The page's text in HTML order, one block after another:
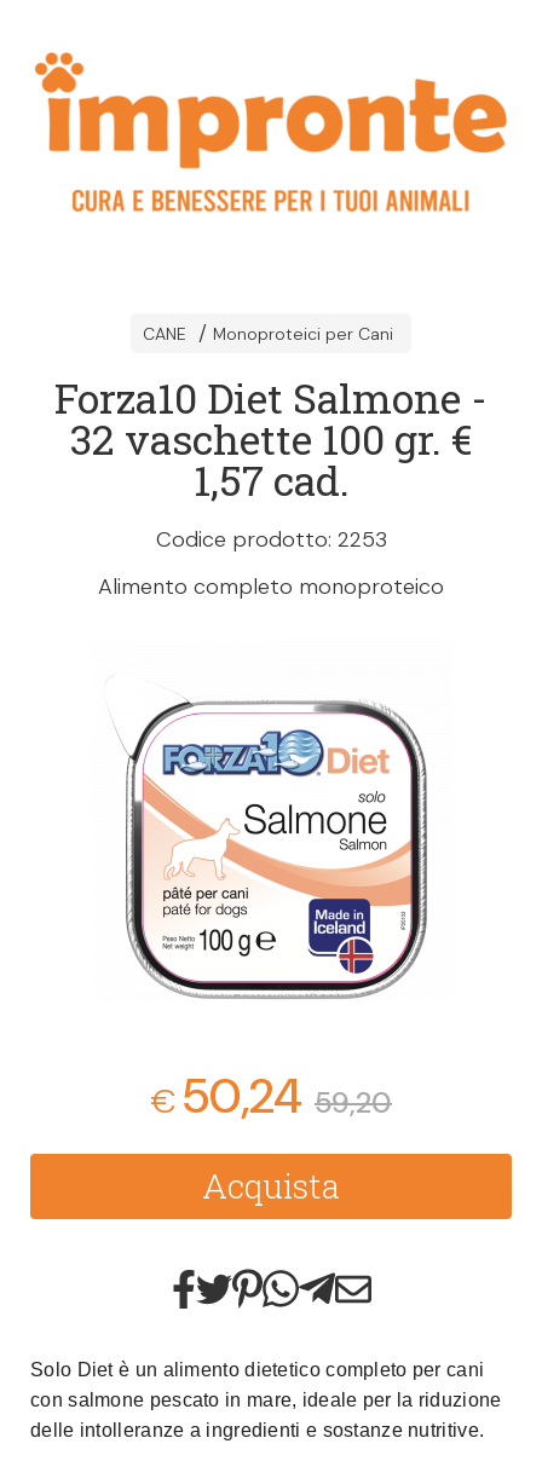
CANE Monoproteici per Cani
Forza10 Diet Salmone -
32 vaschette 100 gr. €
1,57 cad.
Codice prodotto: 2253
Alimento completo monoproteico
€50,24 59,20
Acquista
Solo Diet è un alimento dietetico completo per cani
con salmone pescato in mare, ideale per la riduzione
delle intolleranze a ingredienti e sostanze nutritive.